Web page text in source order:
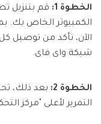
الخطوة 1:
قم بتنزيل
الكمبيوتر الخاص بك.
الآن، تأكد من توصيل
شبكة واى فاى.
الخطوة 2:
بعد ذلك،
التمرير لأعلى "مركز